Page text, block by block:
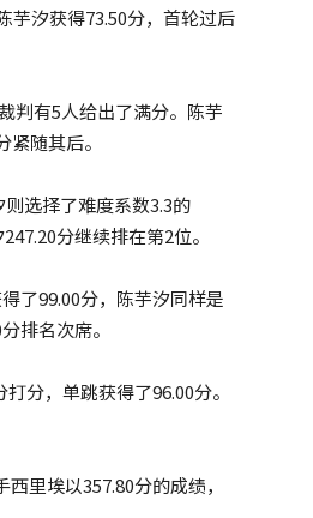
芋汐获得73.50分，首轮过后
判有5人给出了满分。陈芋
随其后。
选择了难度系数3.3的
分继续排在第2位。
了99.00分，陈芋汐同样是
排名次席。
分，单跳获得了96.00分。
里埃以357.80分的成绩，